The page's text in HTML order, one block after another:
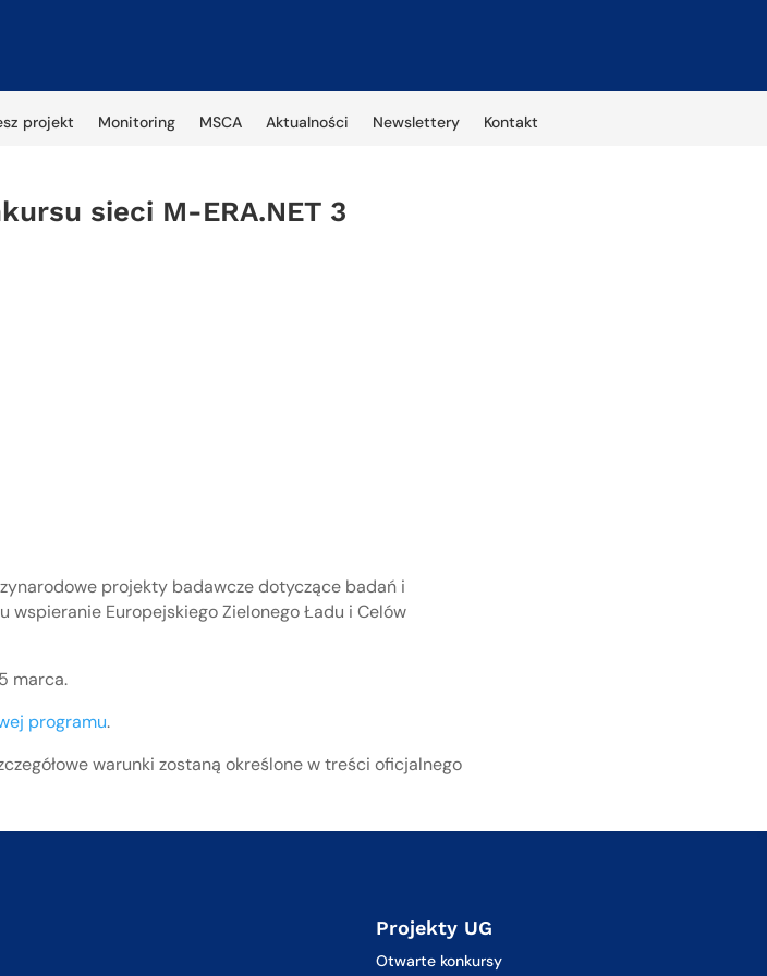
projekt Monitoring MSCA Aktualności Newslettery Kontakt
sieci M-ERA.NET 3
projekty badawcze dotyczące badań i
wspieranie Europejskiego Zielonego Ładu i Celów
marca.
programu.
warunki zostaną określone w treści oficjalnego
Projekty UG
Otwarte konkursy